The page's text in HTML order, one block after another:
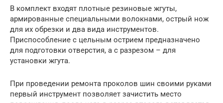
В комплект входят плотные резиновые жгуты,
армированные специальными волокнами, острый нож
для их обрезки и два вида инструментов.
Приспособление с цельным острием предназначено
для подготовки отверстия, а с разрезом – для
установки жгута.
При проведении ремонта проколов шин своими руками
первый инструмент позволяет зачистить место